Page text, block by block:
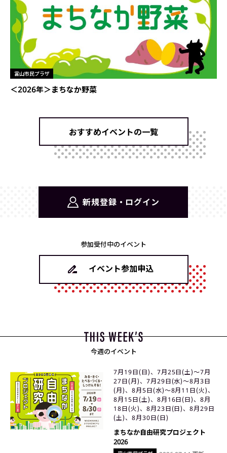
富山市民プラザ
＜2026年＞まちなか野菜
おすすめイベントの一覧
新規登録・ログイン
参加受付中のイベント
イベント参加申込
今週のイベント
7月19日(日)、7月25日(土)〜7月
27日(月)、7月29日(水)〜8月3日
(月)、8月5日(水)〜8月11日(火)、
8月15日(土)、8月16日(日)、8月
18日(火)、8月23日(日)、8月29日
(土)、8月30日(日)
まちなか自由研究プロジェクト
2026